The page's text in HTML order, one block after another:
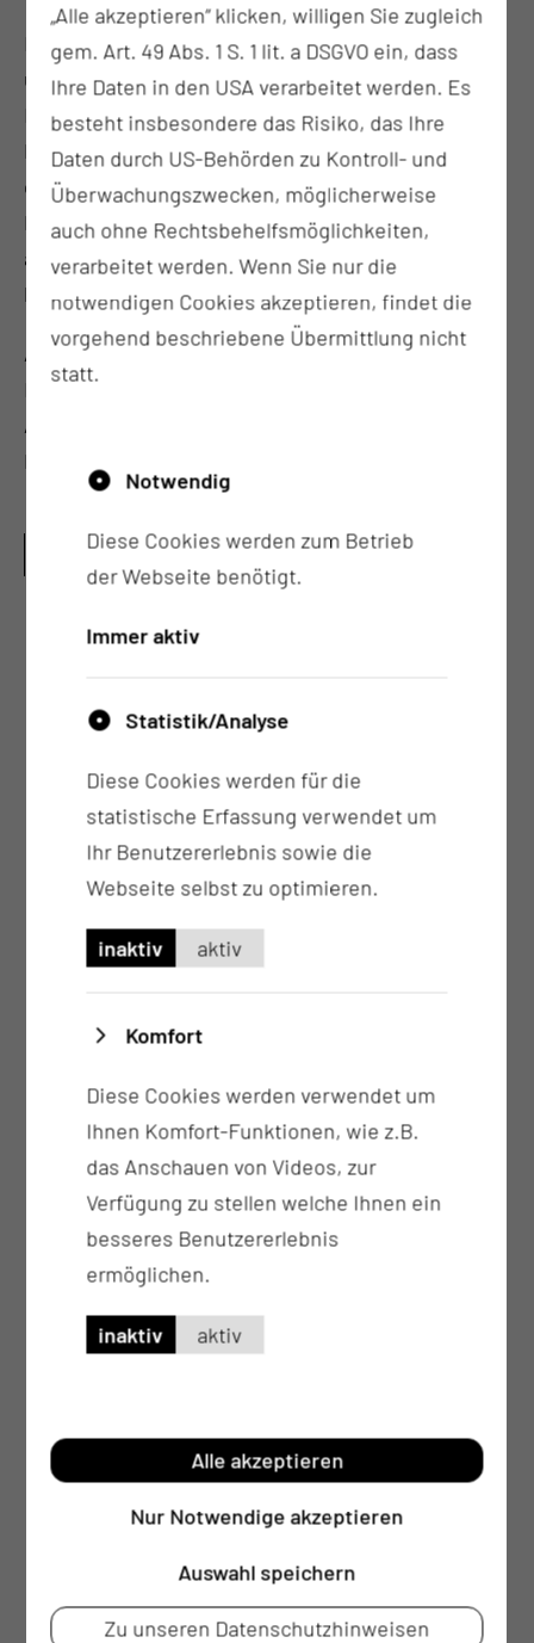
In unserem Bereich werden Patienten betreut, vor
und nach Untersuchungen und Eingriffen, wie zum
Beispiel, Bronchoskopien oder Punktionen der
Pleura. Es besteht eine enge Zusammenarbeit mit
dem Onkologischen Zentrum. Auch onkologische
Pflegevisiten werden durchgeführt, um uns
anvertrauten Patienten und deren Angehörigen,
körperlich, geistig und seelisch zu stärken.
Am Herzen liegt uns ebenfalls unserer „beruflicher
Nachwuchs“. Auf unserer Station werden
Auszubildende zur Pflegefachfrau und zum
Pflegefachmann angeleitet und geschult.
WELCHE QUALIFIKATIONEN HABEN UNSERE
MITARBEITERINNEN UND MITARBEITER?
Unser Pflegeteam setzt sich aus
Professionen zusammen
Betreuung und Organisation des Aufenthaltes
von Patientinnen und Patienten von der
Aufnahme bis zur Entlassung die
Verantwortung in die Hände einer Pflegekraft
und dessen Angehörige eine feste
Ansprechpartner ist
Trainerin erfolgt regelmäßig (Kinästhetik ist
die Lehre von der Bewegungsempfindung und
ein Konzept der menschlichen Bewegung)
Es arbeiten auf unserer Station Pflegende die
Weiterbildungsmodule des onkologischen
Zentrums belegt haben
Die Schüler werden durch extra ausgebildete
Mentoren und Praxisanleiter betreut
„Alle akzeptieren“ klicken, willigen Sie zugleich
gem. Art. 49 Abs. 1 S. 1 lit. a DSGVO ein, dass
Ihre Daten in den USA verarbeitet werden. Es
besteht insbesondere das Risiko, das Ihre
Daten durch US-Behörden zu Kontroll- und
Überwachungszwecken, möglicherweise
auch ohne Rechtsbehelfsmöglichkeiten,
verarbeitet werden. Wenn Sie nur die
notwendigen Cookies akzeptieren, findet die
vorgehend beschriebene Übermittlung nicht
statt.
Notwendig
Diese Cookies werden zum Betrieb
der Webseite benötigt.
Immer aktiv
Statistik/Analyse
Diese Cookies werden für die
statistische Erfassung verwendet um
Ihr Benutzererlebnis sowie die
Webseite selbst zu optimieren.
inaktiv aktiv
Komfort
Diese Cookies werden verwendet um
Ihnen Komfort-Funktionen, wie z.B.
das Anschauen von Videos, zur
Verfügung zu stellen welche Ihnen ein
besseres Benutzererlebnis
ermöglichen.
inaktiv aktiv
Alle akzeptieren
Nur Notwendige akzeptieren
Auswahl speichern
Zu unseren Datenschutzhinweisen